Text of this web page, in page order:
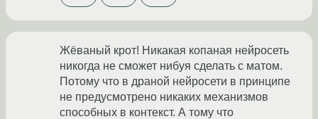
Жёваный крот! Никакая копаная нейросеть
никогда не сможет нибуя сделать с матом.
Потому что в драной нейросети в принципе
не предусмотрено никаких механизмов
способных в контекст. А тому что